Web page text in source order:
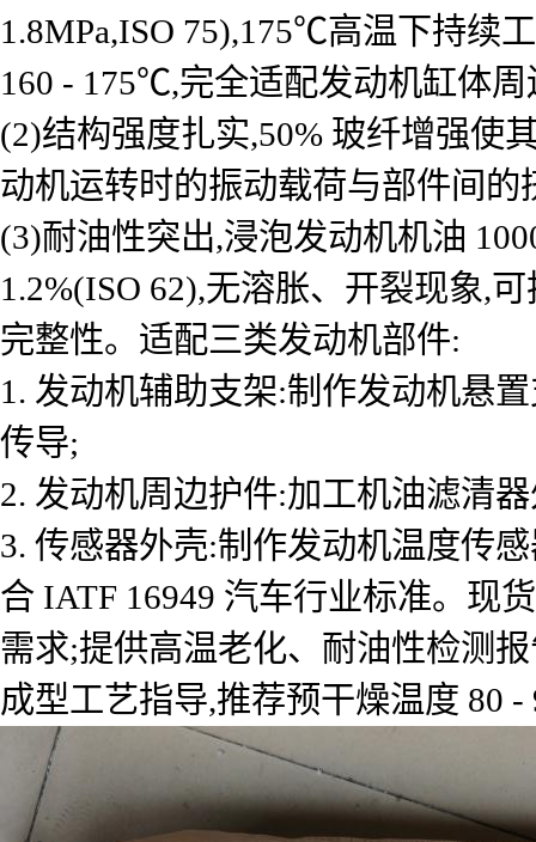
1.8MPa,ISO 75),175℃高温下持续
160 - 175℃,完全适配发动机缸体
(2)结构强度扎实,50% 玻纤增强使
动机运转时的振动载荷与部件间的
(3)耐油性突出,浸泡发动机机油
1.2%(ISO 62),无溶胀、开裂现象,
完整性。适配三类发动机部件:
1. 发动机辅助支架:制作发动机悬
传导;
2. 发动机周边护件:加工机油滤清
3. 传感器外壳:制作发动机温度传
合 IATF 16949 汽车行业标准。现
需求;提供高温老化、耐油性检测
成型工艺指导,推荐预干燥温度 80